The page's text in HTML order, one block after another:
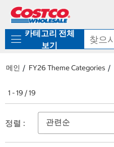
로
기
가
카테고리 전체
보기
메인 FY26 Theme Categories
1 - 19 / 19
정렬 :